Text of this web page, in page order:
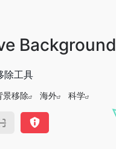
Background
除工具
景移除 海外 科学